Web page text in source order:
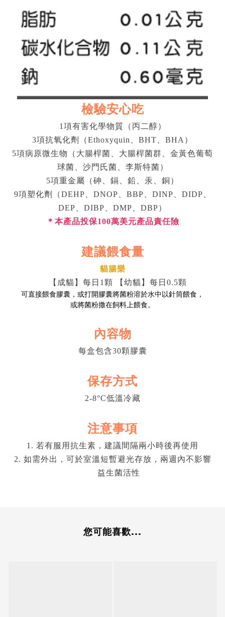
檢驗安心吃
1 項有害化學物質（丙二醇）
3項抗氧化劑（Ethoxyquin BHT BHA ）
5項病原微生物（大腸桿菌、大腸桿菌群、金黃色葡萄
球菌、沙門氏菌、李斯特菌）
5項重金屬（砷、鎘、鉛、汞、銅）
9項塑化劑（DEHP DNOP BBP DINP DIDP
DEP
DIBP DMP DBP）
＊本產品投保100萬美元產品責任險
建議餵食量
貓腸樂
【成貓】每日 1 顆 【幼貓】每日 0.5顆
可直接餵食膠囊，或打開膠囊將菌粉溶於水中以針筒餵食，
或將菌粉撒在飼料上餵食。
內容物
每盒包含30顆膠囊
保存方式
2-8°C低溫冷藏
注意事項
1. 若有服用抗生素，建議間隔兩小時後再使用
2. 如需外出，可於室溫短暫避光存放，兩週內不影響
益生菌活性
您可能喜歡...